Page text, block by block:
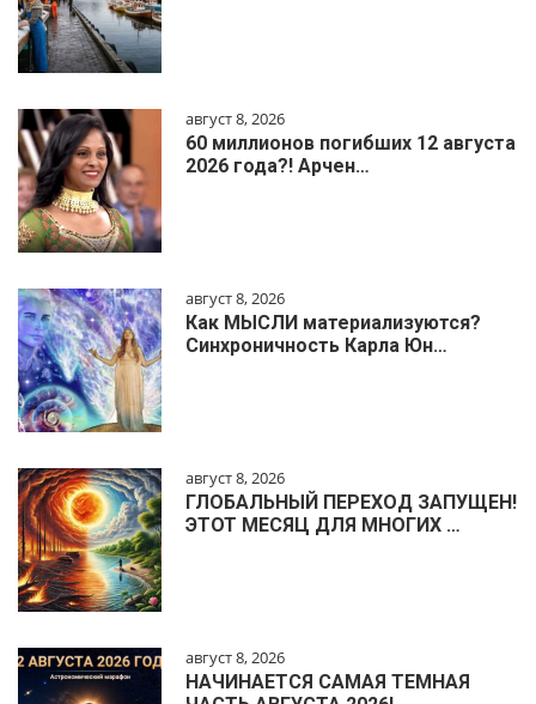
август 8, 2026
60 миллионов погибших 12 августа
2026 года?! Арчен…
август 8, 2026
Как МЫСЛИ материализуются?
Синхроничность Карла Юн…
август 8, 2026
ГЛОБАЛЬНЫЙ ПЕРЕХОД ЗАПУЩЕН!
ЭТОТ МЕСЯЦ ДЛЯ МНОГИХ …
август 8, 2026
НАЧИНАЕТСЯ САМАЯ ТЕМНАЯ